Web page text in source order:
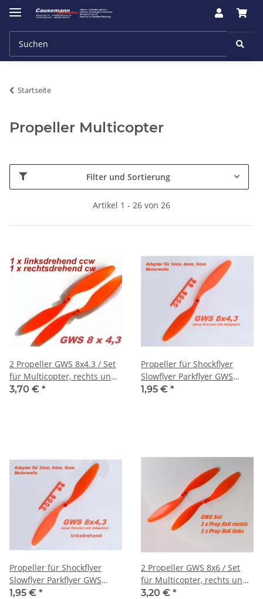
Startseite
Propeller Multicopter
Filter und Sortierung
Artikel 1 - 26 von 26
2 Propeller GWS 8x4.3 / Set
für Multicopter, rechts und
3,70 € *
Propeller für Shockflyer
Slowflyer Parkflyer GWS
8x4.3
1,95 € *
Propeller für Shockflyer
Slowflyer Parkflyer GWS
8x4.3 linksdrehend
1,95 € *
2 Propeller GWS 8x6 / Set
für Multicopter, rechts und
3,20 € *